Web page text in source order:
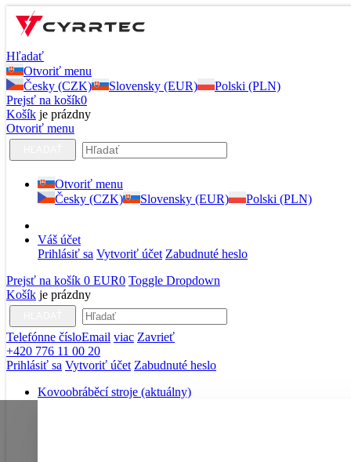
Hľadať
Otvoriť menu
Česky (CZK)
Slovensky (EUR)
Polski (PLN)
Prejsť na košík0
Košík je prázdny
Otvoriť menu
Otvoriť menu
Česky (CZK)
Slovensky (EUR) Polski (PLN)
Váš účet
Prihlásiť sa Vytvoriť účet Zabudnuté heslo
Prejsť na košík 0 EUR0 Toggle Dropdown
Košík je prázdny
Telefónne čísloEmail viac Zavrieť
+420 776 11 00 20
Prihlásiť sa Vytvoriť účet Zabudnuté heslo
Kovoobráběcí stroje (aktuálny)